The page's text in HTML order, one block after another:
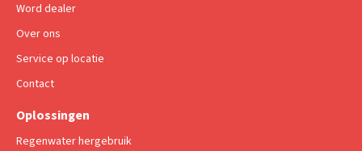
Oplossingen
Regenwater hergebruik
Word dealer
Over ons
Service op locatie
Contact